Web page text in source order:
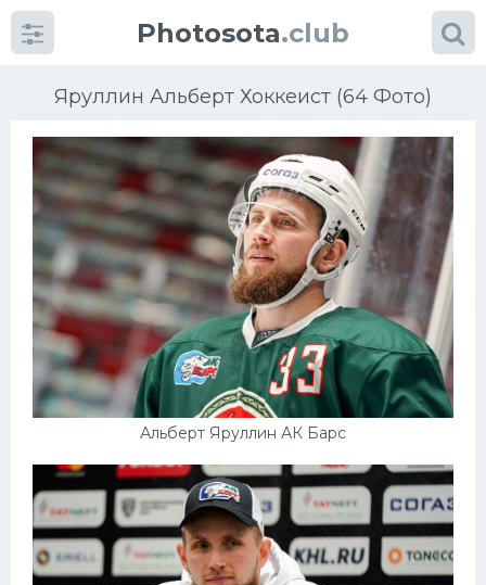
Photosota.club
Яруллин Альберт Хоккеист (64 Фото)
Альберт Яруллин АК Барс
КатегорииФото
Еще картинки...
Футбол
Баскетбол
Велогонки
Конькобежный спорт
Тренажеры